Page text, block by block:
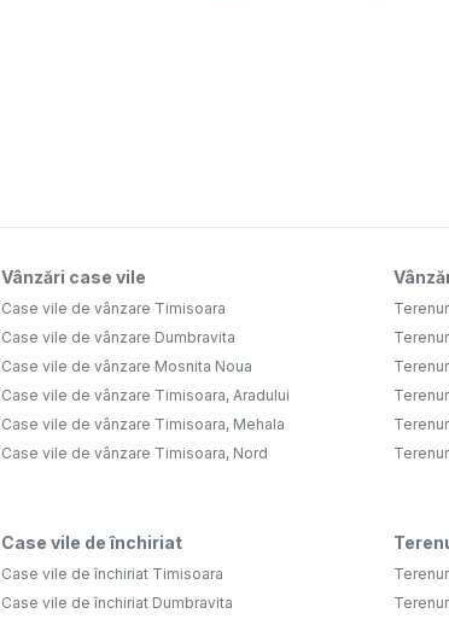
Vânzări case vile
Case vile de vânzare Timisoara
Case vile de vânzare Dumbravita
Case vile de vânzare Mosnita Noua
Case vile de vânzare Timisoara, Aradului
Case vile de vânzare Timisoara, Mehala
Case vile de vânzare Timisoara, Nord
Case vile de închiriat
Case vile de închiriat Timisoara
Case vile de închiriat Dumbravita